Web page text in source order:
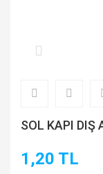
SOL KAPI DIŞ
1,20 TL